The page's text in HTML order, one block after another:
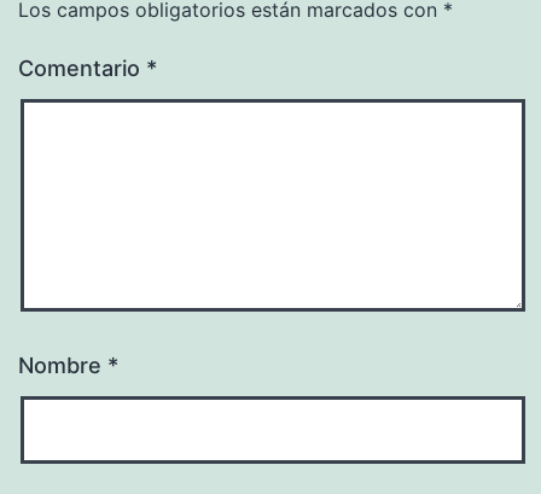
Los campos obligatorios están marcados con *
Comentario *
Nombre *